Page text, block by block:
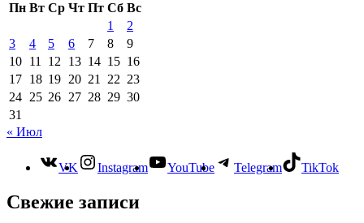
Пн Вт Ср Чт Пт Сб Вс
1
2
3
4 5 6 7 8
9
10 11 12 13 14 15 16
17 18 19 20 21 22 23
24 25 26 27 28 29 30
31
« Июл
VK Instagram YouTube Telegram TikTok
Свежие записи